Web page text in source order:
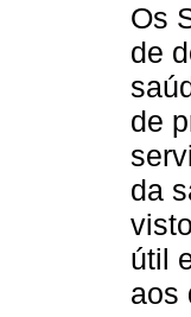
Os
de
de
da
útil
aos